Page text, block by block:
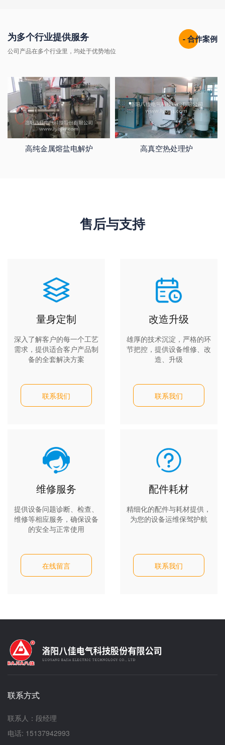
为多个行业提供服务
公司产品在多个行业里，均处于优势地位
- 合作案例
高纯金属熔盐电解炉 高真空热处理炉
售后与支持
量身定制
深入了解客户的每一个工艺
需求，提供适合客户产品制
备的全套解决方案
联系我们
改造升级
雄厚的技术沉淀，严格的环
节把控，提供设备维修、改
造、升级
联系我们
维修服务
提供设备问题诊断、检查、
维修等相应服务，确保设备
的安全与正常使用
在线留言
配件耗材
精细化的配件与耗材提供，
为您的设备运维保驾护航
联系我们
联系方式
联系人：段经理
电话: 15137942993